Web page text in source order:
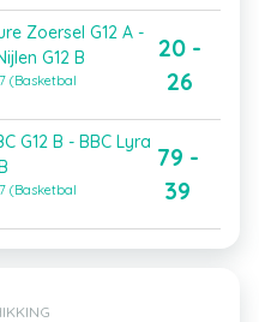
Zoersel G12 A -
G12 B
(Basketbal
20 -
26
G12 B - BBC Lyra
(Basketbal
79 -
39